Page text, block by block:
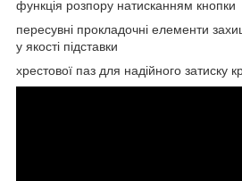
функція розпору натисканням кнопки
пересувні прокладочні елементи
у якості підставки
хрестової паз для надійного затиску